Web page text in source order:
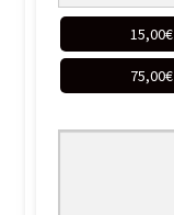
15,00€
75,00€